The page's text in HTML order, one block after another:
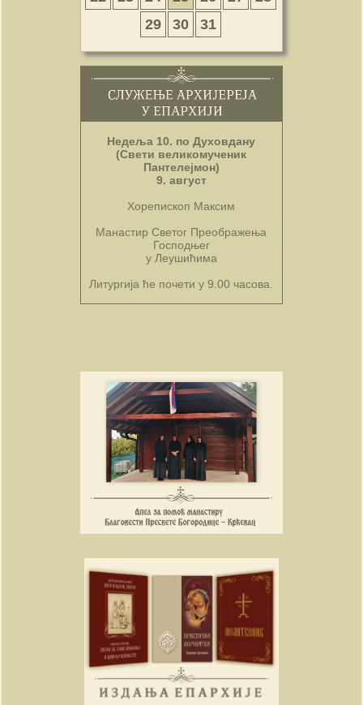
29
30 31
Недеља 10. по Духовдану
(Свети великомученик
Пантелејмон)
9. август
Хорепископ Максим
Манастир Светог Преображења
Господњег
у Леушићима
Литургија ће почети у 9.00 часова.